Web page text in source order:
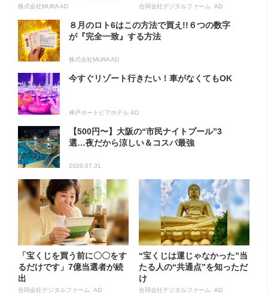
方...
株式会社MURA AD 合同会社デジタルファーム AD
８月のロト6はこの方法で買え!!６つの数字
が『完全一致』する方法
株式会社MURA AD
今すぐリゾート行きたい！車がなくてもOK
神戸ポートピアホテル AD
【500円〜】大阪の“市民ナイトプール”3
選…夜だから涼しい＆コスパ最強
2026.07.31
「宝くじを買う前に〇〇をす
るだけです」7億当選者が続
出
合同会社デジタルファーム AD
“宝くじは運じゃなかった”当
たる人の“共通点”を知っただ
け
合同会社デジタルファーム AD